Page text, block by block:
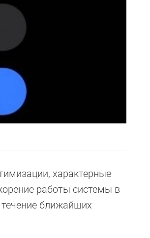
характерные
работы системы в
ближайших